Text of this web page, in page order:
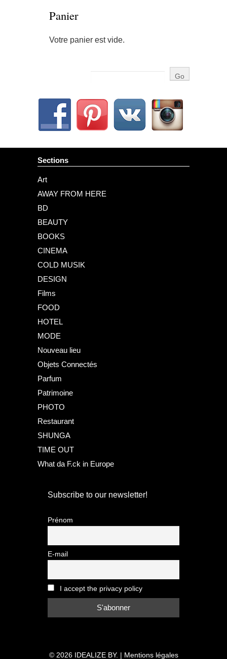
Panier
Votre panier est vide.
Sections
Art
AWAY FROM HERE
BD
BEAUTY
BOOKS
CINEMA
COLD MUSIK
DESIGN
Films
FOOD
HOTEL
MODE
Nouveau lieu
Objets Connectés
Parfum
Patrimoine
PHOTO
Restaurant
SHUNGA
TIME OUT
What da F.ck in Europe
Subscribe to our newsletter!
Prénom
E-mail
I accept the privacy policy
© 2026 IDEALIZE BY. | Mentions légales